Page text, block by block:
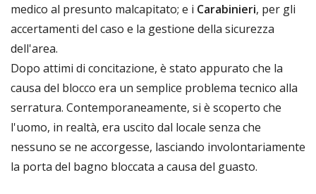
medico al presunto malcapitato; e i Carabinieri, per gli
accertamenti del caso e la gestione della sicurezza
dell'area.
Dopo attimi di concitazione, è stato appurato che la
causa del blocco era un semplice problema tecnico alla
serratura. Contemporaneamente, si è scoperto che
l'uomo, in realtà, era uscito dal locale senza che
nessuno se ne accorgesse, lasciando involontariamente
la porta del bagno bloccata a causa del guasto.